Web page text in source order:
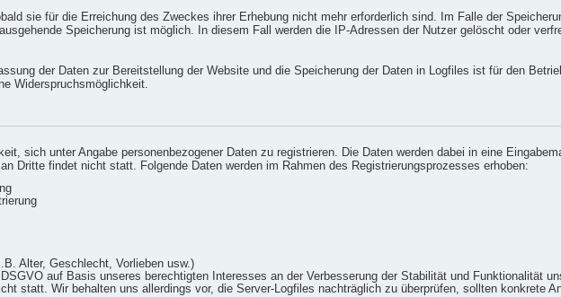
sie für die Erreichung des Zweckes ihrer Erhebung nicht mehr erforderlich sind. Im Falle der
Speicherung ist möglich. In diesem Fall werden die IP-Adressen der Nutzer gelöscht oder
der Daten zur Bereitstellung der Website und die Speicherung der Daten in Logfiles ist für den
Widerspruchsmöglichkeit.
sich unter Angabe personenbezogener Daten zu registrieren. Die Daten werden dabei in eine
Dritte findet nicht statt. Folgende Daten werden im Rahmen des Registrierungsprozesses erhoben:
Alter, Geschlecht, Vorlieben usw.)
auf Basis unseres berechtigten Interesses an der Verbesserung der Stabilität und Funktionalität
statt. Wir behalten uns allerdings vor, die Server-Logfiles nachträglich zu überprüfen, sollten konkrete